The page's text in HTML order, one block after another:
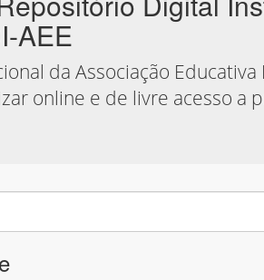
AEE
da Associação
online e de livre acesso a